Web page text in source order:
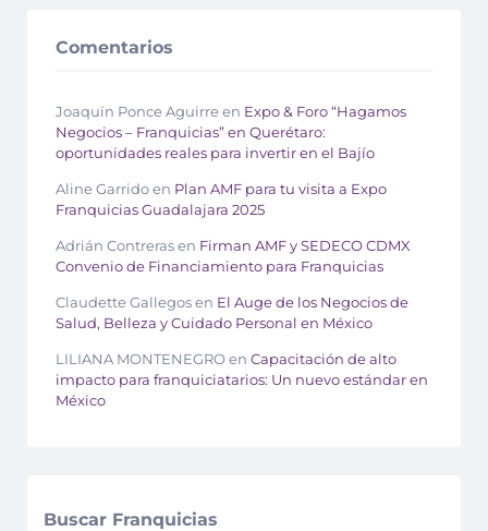
Comentarios
Joaquín Ponce Aguirreen Expo & Foro “Hagamos
Negocios – Franquicias” en Querétaro:
oportunidades reales para invertir en el Bajío
Aline Garridoen Plan AMF para tu visita a Expo
Franquicias Guadalajara 2025
Adrián Contrerasen Firman AMF y SEDECO CDMX
Convenio de Financiamiento para Franquicias
Claudette Gallegosen El Auge de los Negocios de
Salud, Belleza y Cuidado Personal en México
LILIANA MONTENEGROen Capacitación de alto
impacto para franquiciatarios: Un nuevo estándar en
México
Buscar Franquicias